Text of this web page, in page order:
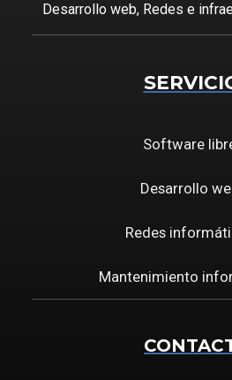
Desarrollo web, Redes e
Software
Desarrollo
Redes
Mantenimiento